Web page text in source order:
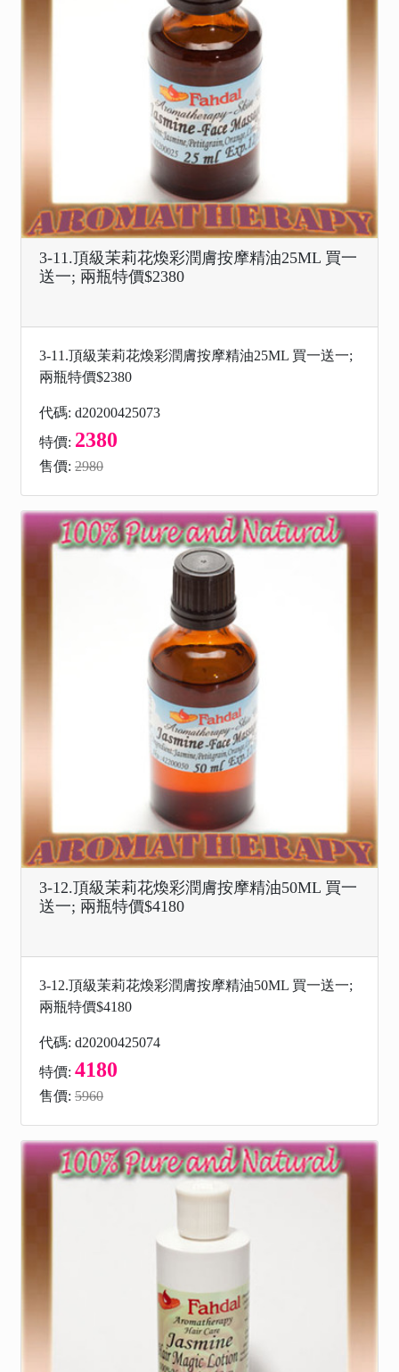
3-11.頂級茉莉花煥彩潤膚按摩精油25ML 買一
送一; 兩瓶特價$2380
3-11.頂級茉莉花煥彩潤膚按摩精油25ML 買一送一;
兩瓶特價$2380
代碼: d20200425073
特價: 2380
售價: 2980
3-12.頂級茉莉花煥彩潤膚按摩精油50ML 買一
送一; 兩瓶特價$4180
3-12.頂級茉莉花煥彩潤膚按摩精油50ML 買一送一;
兩瓶特價$4180
代碼: d20200425074
特價: 4180
售價: 5960